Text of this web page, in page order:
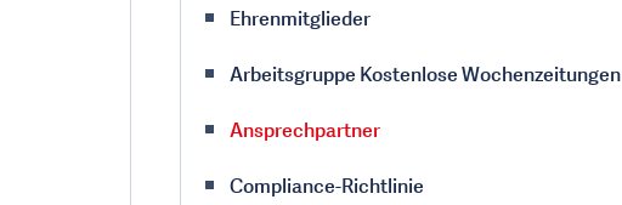
Ehrenmitglieder
Arbeitsgruppe Kostenlose Wochenzeitungen
Ansprechpartner
Compliance-Richtlinie